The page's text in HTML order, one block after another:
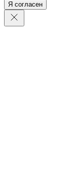
Я согласен